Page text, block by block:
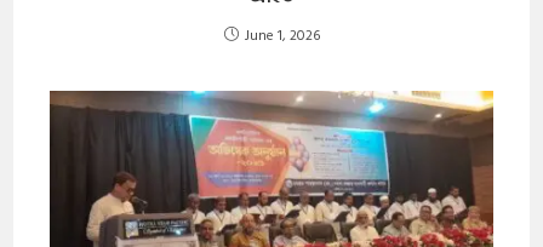
June 1, 2026